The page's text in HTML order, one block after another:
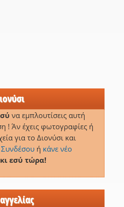
να εμπλουτίσεις αυτή
! Άν έχεις φωτογραφίες ή
για το Διονύσι και
Συνδέσουή κάνε νέο
εσύ τώρα!